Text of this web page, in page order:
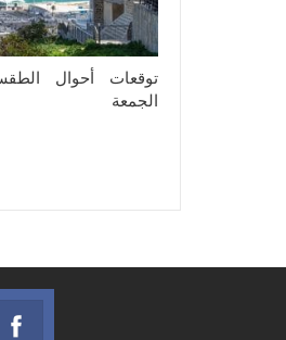
توقعات أحوال
الجمعة